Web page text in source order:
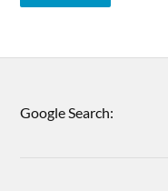
Google Search: